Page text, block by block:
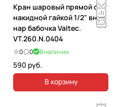
Кран шаровый прямой с
накидной гайкой 1/2" вн-
нар бабочка Valtec.
VT.260.N.0404
0 0 В наличии
590 руб.
В корзину